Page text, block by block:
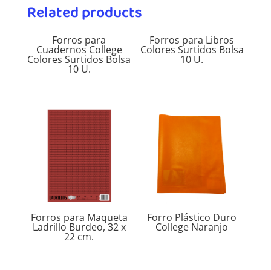
Related products
Forros para
Cuadernos College
Colores Surtidos Bolsa
10 U.
Forros para Libros
Colores Surtidos Bolsa
10 U.
Forros para Maqueta
Ladrillo Burdeo, 32 x
22 cm.
Forro Plástico Duro
College Naranjo